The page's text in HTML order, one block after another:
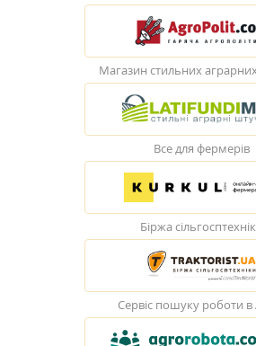
Магазин стильних
Все для фермерів
Біржа
Сервіс пошуку роботи